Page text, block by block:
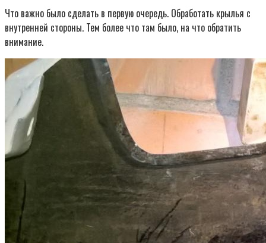
Что важно было сделать в первую очередь. Обработать крылья с
внутренней стороны. Тем более что там было, на что обратить
внимание.